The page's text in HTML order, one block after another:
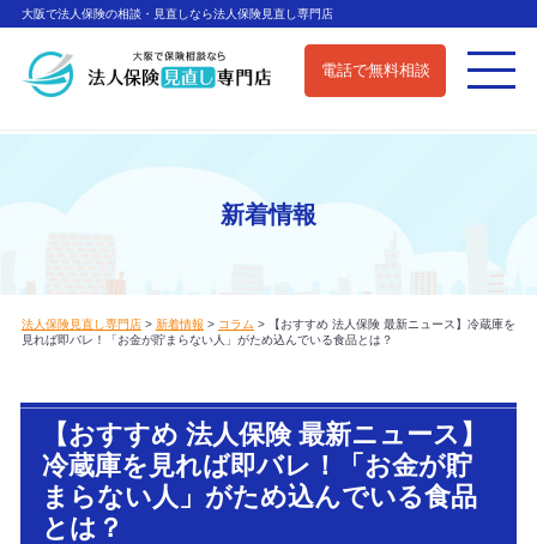
大阪で法人保険の相談・見直しなら法人保険見直し専門店
電話で無料相談
新着情報
法人保険見直し専門店> 新着情報 > コラム >
【おすすめ 法人保険 最新ニュース】冷蔵庫を
見れば即バレ！「お金が貯まらない人」がため込んでいる食品とは？
【おすすめ 法人保険 最新ニュース】
冷蔵庫を見れば即バレ！「お金が貯
まらない人」がため込んでいる食品
とは？